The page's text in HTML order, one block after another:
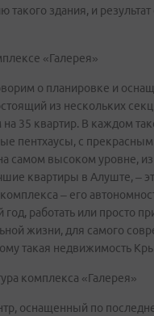
такого здания, и
«Галерея»
о планировке и
из нескольких
35 квартир. В каждом
пентхаусы, с
самом высоком уровне, из
квартиры в Алуште, –
– его
год, работать или просто
жизни, для самого
такая недвижимость
комплекса «Галерея»
оснащенный по